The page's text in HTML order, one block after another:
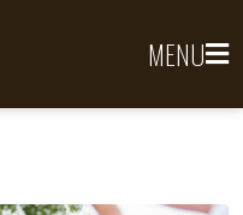
MENU